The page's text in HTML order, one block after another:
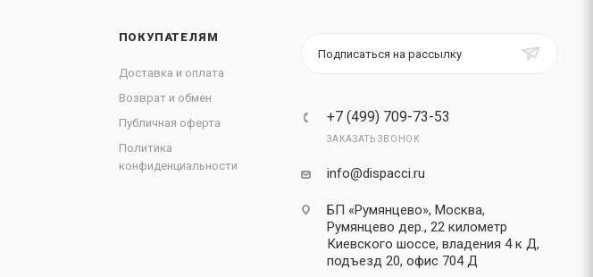
ПОКУПАТЕЛЯМ
Доставка и оплата
Возврат и обмен
Публичная оферта
Политика
конфиденциальности
Подписаться на рассылку
+7 (499) 709-73-53
ЗАКАЗАТЬ ЗВОНОК
info@dispacci.ru
БП «Румянцево», Москва,
Румянцево дер., 22 километр
Киевского шоссе, владения 4 к Д,
подъезд 20, офис 704 Д